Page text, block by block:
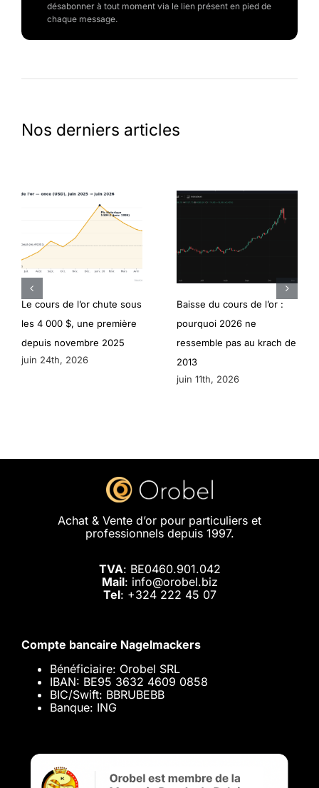
désabonner à tout moment via le lien présent en pied de
chaque message.
Nos derniers articles
Le cours de l’or chute sous
les 4 000 $, une première
depuis novembre 2025
juin 24th, 2026
Baisse du cours de l’or :
pourquoi 2026 ne
ressemble pas au krach de
2013
juin 11th, 2026
Achat & Vente d’or pour particuliers et
professionnels depuis 1997.
TVA: BE0460.901.042
Mail: info@orobel.biz
Tel: +324 222 45 07
Compte bancaire Nagelmackers
Bénéficiaire: Orobel SRL
IBAN: BE95 3632 4609 0858
BIC/Swift: BBRUBEBB
Banque: ING